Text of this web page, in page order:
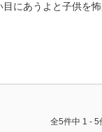
にあうよと子供を
ことを、往生要集で
くらいなら、もっ
れ、庶民に信仰広
がいて、「因果応報
全5件中 1 - 5